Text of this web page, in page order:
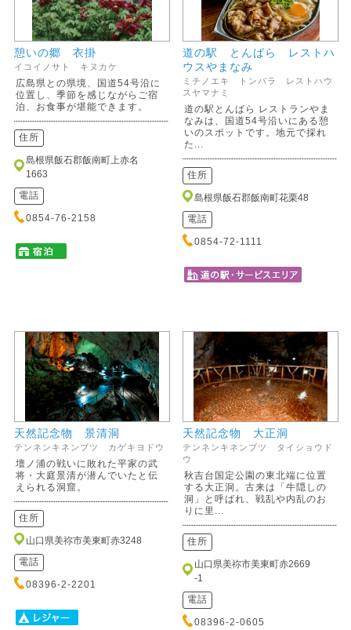
憩いの郷 衣掛
イコイノサト キヌカケ
広島県との県境、国道54号沿に
位置し、季節を感じながらご宿
泊、お食事が堪能できます。
住所
島根県飯石郡飯南町上赤名
1663
電話
0854-76-2158
道の駅 とんばら レストハ
ウスやまなみ
ミチノエキ トンバラ レストハウ
スヤマナミ
道の駅とんばら レストランやま
なみは、国道54号沿いにある憩
いのスポットです。地元で採れ
た...
住所
島根県飯石郡飯南町花栗48
電話
0854-72-1111
天然記念物 景清洞
テンネンキネンブツ カゲキヨドウ
壇ノ浦の戦いに敗れた平家の武
将・大庭景清が潜んでいたと伝
えられる洞窟。
住所
山口県美祢市美東町赤3248
電話
08396-2-2201
天然記念物 大正洞
テンネンキネンブツ タイショウド
ウ
秋吉台国定公園の東北端に位置
する大正洞。古来は「牛隠しの
洞」と呼ばれ、戦乱や内乱のお
りに里...
住所
山口県美祢市美東町赤2669
-1
電話
08396-2-0605